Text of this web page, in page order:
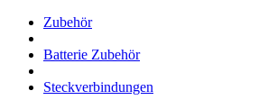
Zubehör
Batterie Zubehör
Steckverbindungen